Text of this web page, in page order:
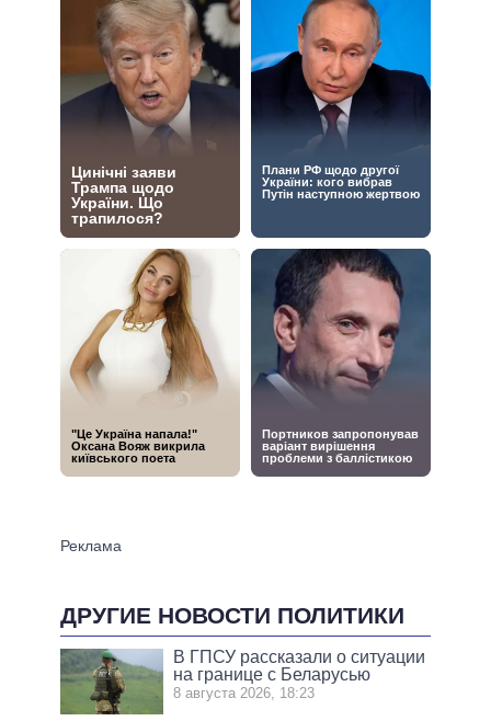
ДРУГИЕ НОВОСТИ ПОЛИТИКИ
В ГПСУ рассказали о ситуации
на границе с Беларусью
8 августа 2026, 18:23